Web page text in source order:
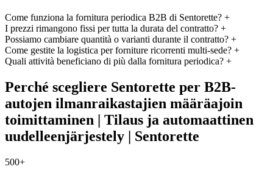
Come funziona la fornitura periodica B2B di Sentorette? +
I prezzi rimangono fissi per tutta la durata del contratto? +
Possiamo cambiare quantità o varianti durante il contratto? +
Come gestite la logistica per forniture ricorrenti multi-sede? +
Quali attività beneficiano di più dalla fornitura periodica? +
Perché scegliere Sentorette per B2B-
autojen ilmanraikastajien määräajoin
toimittaminen | Tilaus ja automaattinen
uudelleenjärjestely | Sentorette
500+